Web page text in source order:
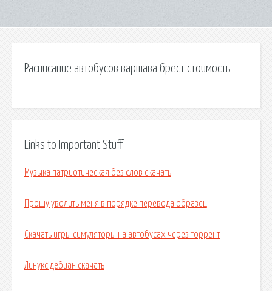
Расписание автобусов варшава брест стоимость
Links to Important Stuff
Музыка патриотическая без слов скачать
Прошу уволить меня в порядке перевода образец
Скачать игры симуляторы на автобусах через торрент
Линукс дебиан скачать